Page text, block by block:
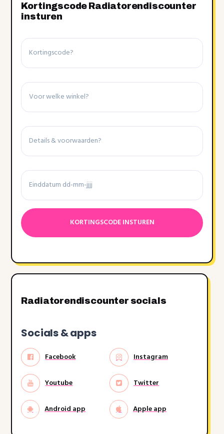
Kortingscode Radiatorendiscounter
insturen
Kortingscode
Winkel
Details
voorwaarden
Einddatum
Datumnotatie:DD
dash
MM
dash
Radiatorendiscounter socials
Socials & apps
Facebook Instagram
Youtube Twitter
Android app Apple app